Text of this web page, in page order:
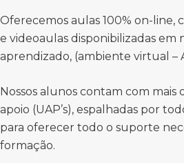
Oferecemos aulas 100% on-line,
e videoaulas disponibilizadas em
aprendizado, (ambiente virtual –
Nossos alunos contam com mais
apoio (UAP’s), espalhadas por
para oferecer todo o suporte
formação.